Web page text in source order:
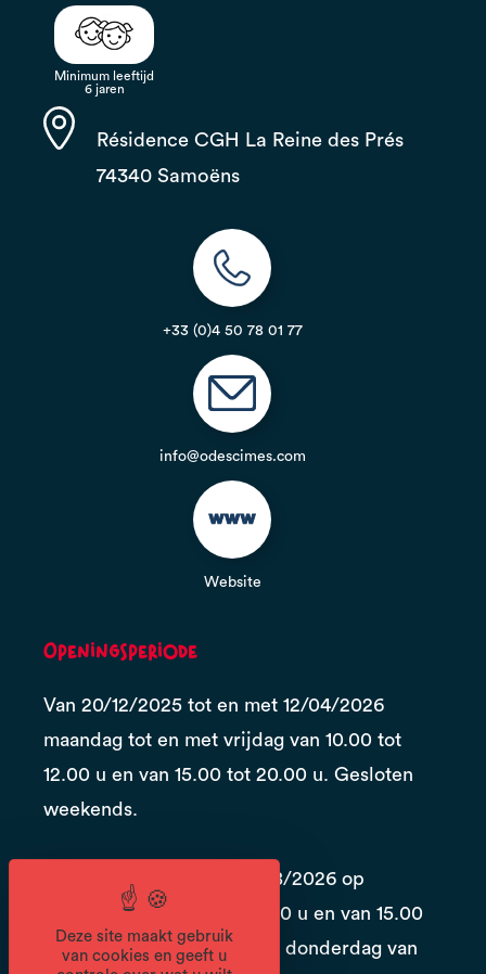
Minimum leeftijd
6 jaren
Résidence CGH La Reine des Prés
74340 Samoëns
+33 (0)4 50 78 01 77
info@odescimes.com
Website
Openingsperiode
Van 20/12/2025 tot en met 12/04/2026
maandag tot en met vrijdag van 10.00 tot
12.00 u en van 15.00 tot 20.00 u. Gesloten
weekends.
Van 06/06 tot en met 31/08/2026 op
maandag van 10.00 tot 12.00 u en van 15.00
tot 20.00 u. Op dinsdag en donderdag van
Deze site maakt gebruik
van cookies en geeft u